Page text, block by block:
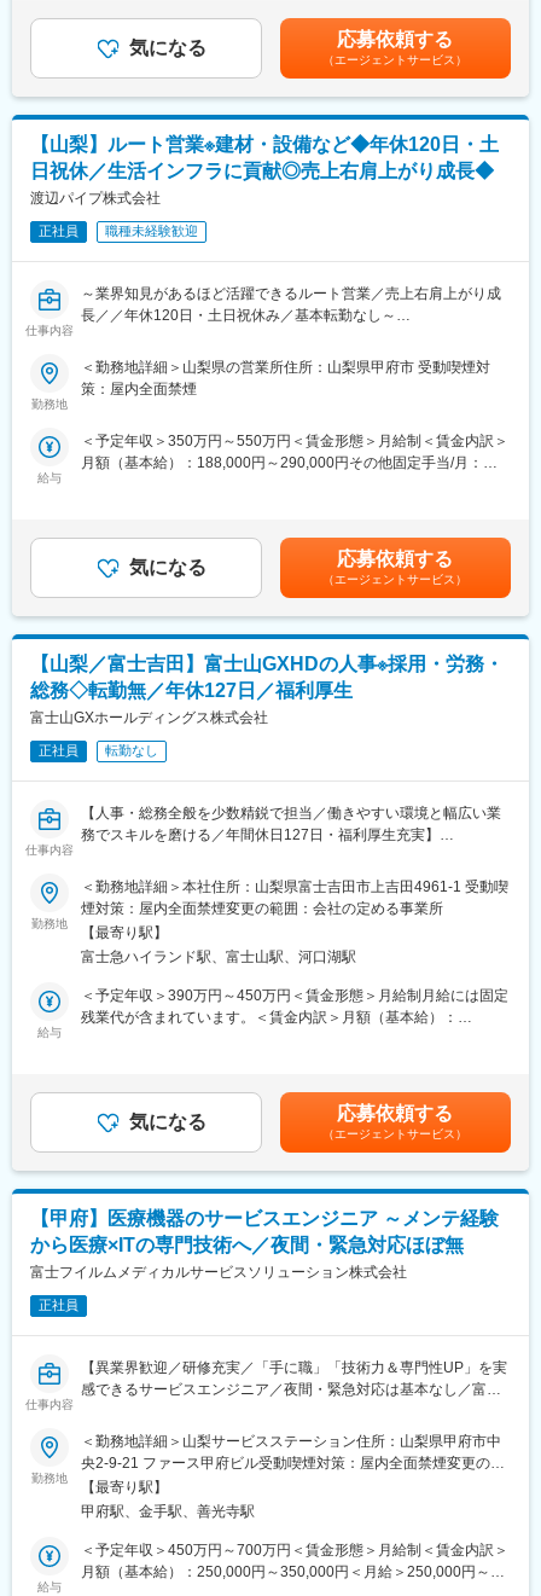
す。
◇バイオ原料を最先端バイオ工場へ、機能性食品原料を健康食品
工場へ
動物由来のバイオ原料を海外の製造工場から国内のバイオ工場
へ、あるいは、研究所へお届けしています。ケミックスは、海外
性食品原料をケミックスの品質管理の下に健康食品工場へ販売し
ています。
◇日本で製造されたAPIを海外へ
誇る技術で製造されたAPIを輸出しています。
ックを行います。
単なる数値管理に留まらず、各部署と協働しながら具体的な改善
策を提案・推進し、「数字が現場改善につながる原価管理」を実
■当社について：
ロード・ジャパン・インクは、ものづくりを支える製品や技術を
提供している会社です。主に、部品をしっかり固定するための接
に動かすための装置などを扱っています。
世界中にある開発・製造拠点と連携し、日本のお客様に品質の高
す。自動車や航空機、工場設備、エネルギー分野など、安全性や
信頼性が重要な現場で幅広く使われています。長年の経験を生か
会社です。
1.製造原価の計算・分析・報告
2.標準原価の設定・差異分析
6.コスト削減施策の分析・提案
変更の範囲：会社の定める業務
気になる 応募依頼する
（エージェントサービス）
【山梨】ルート営業※建材・設備など◆年休120日・土
日祝休／生活インフラに貢献◎売上右肩上がり成長◆
渡辺パイプ株式会社
正社員 職種未経験歓迎
仕事内容
～業界知見があるほど活躍できるルート営業／売上右肩上がり成
長／／年休120日・土日祝休み／基本転勤なし～
■業務内容：
同社は、上下水道・住宅設備・建材など、暮らしに欠かせない分
野を支える専門商社です。
る、建設・設備工事に必要な商材のルート営業です。
既存顧客中心のため、数字に追われる営業ではなく、信頼関係を
・既存顧客中心で、長期的な信頼関係を築く営業スタイル
・業界内で高い知名度と信頼があり、営業しやすい環境
・100万点超の豊富な商品から、柔軟な提案が可能
・全国に営業拠点を持つスケールでありつつ、地域密着型の営業
スタイル
・現場経験や商材知見を、「提案力」という形で活かせます
■就業環境：
・年間休日120日（土日祝休み）、有給が取得しやすい
・転勤は基本なし。地域に根差して腰を据えて働ける
■業務詳細：※経験・適性により、以下いずれか担当
工事内容や現場状況を理解した上で提案する営業スタイルです。
【水道資材部門】
公共性が高く、景気変動に強い分野
・顧客：水道工事会社向け
・商材：パイプ・バルブ・ポンプ等
【住宅設備部門】
「住まいづくり」に深く関われる提案
【電気資材部門】
戸建てから集合住宅まで幅広く対応
【設備・土木部門】
大型施設・社会インフラ案件にも携われる
・顧客：サブコン・土木工事会社向け
・商材：空調・給排水・インフラ資材
■当社の特徴：
・セディアグループの中核企業として、多彩な商品の卸・流通事
業を展開。生活インフラを支える「水と住まいの専門商社」
・直近10年で売上1,000億円以上成長！15期連続増収・6期連続増
益の安定基盤を持つ
ンナップ
・全国628拠点／社員数5,600名以上のスケールでありつつ、地域
に根差したネットワークで、地域に最適な営業戦略を展開。
勤務地
＜勤務地詳細＞山梨県の営業所住所：山梨県甲府市 受動喫煙対
策：屋内全面禁煙
給与
＜予定年収＞350万円～550万円＜賃金形態＞月給制＜賃金内訳＞
月額（基本給）：188,000円～290,000円その他固定手当/月：
無＞有＜残業手当＞有＜給与補足＞※経験・能力を考慮し決定しま
す。■昇給：年1回（7月）■賞与：年2回（6月、12月）■モデル年
収年収450万円／36歳営業職／月収32万円（入社5年目）年収620
万円／42歳営業職／月収36万円（入社7年目）年収850万円／43
歳所長職／月収57万円（入社10年目）賃金はあくまでも目安の金
額であり、選考を通じて上下する可能性があります。月給(月額)は
固定手当を含めた表記です。
気になる 応募依頼する
（エージェントサービス）
【山梨／富士吉田】富士山GXHDの人事※採用・労務・
総務◇転勤無／年休127日／福利厚生
富士山GXホールディングス株式会社
正社員 転勤なし
仕事内容
【人事・総務全般を少数精鋭で担当／働きやすい環境と幅広い業
務でスキルを磨ける／年間休日127日・福利厚生充実】
■業務内容
管理部門で新卒・中途採用を軸に、人事総務を担うポジションで
す。説明会運営や応募者対応から始め、労務、総務、庶務へ担当
を広げます。連結363名の組織を支え、社員の入社から定着まで
関われます。
＜具体的な業務内容＞
・説明会や入社式を運営し、応募者の理解促進
・応募者対応や日程を調整し、選考進行を管理
・健診や予防接種を手配し、健康管理体制を整備
※将来的には年末調整や規程運用にも関与し、労務総務領域の経験
も可能
管理部は少数精鋭で、採用、労務、総務を横断して担当します。
既存メンバーは現場部門と連携し、社員からの相談にも対応して
います。人数が限られる分、担当範囲が見えやすく、改善提案が
上長判断につながりやすい環境です。採用経験1～3年の方も、
■キャリア
後は社会保険、勤怠管理、入退社手続きまで対応範囲を拡大。3年
後は採用計画の運用や年末調整、社内規程管理にも関わります。
■就業環境
完全週休2日制で年間休日125日のため、休日を確保しやすい環境
です。転勤はなく、富士山麓の天然水事業を支える会社で長期就
制度面も整っています。
勤務地
＜勤務地詳細＞本社住所：山梨県富士吉田市上吉田4961-1 受動喫
煙対策：屋内全面禁煙変更の範囲：会社の定める事業所
【最寄り駅】
富士急ハイランド駅、富士山駅、河口湖駅
給与
＜予定年収＞390万円～450万円＜賃金形態＞月給制月給には固定
残業代が含まれています。＜賃金内訳＞月額（基本給）：
給有無＞有＜残業手当＞有＜給与補足＞上記額には固定残業代
（月30時間分、47,344円～52,149円分）を含みます。超過分は全
額支給いたします。賃金はあくまでも目安の金額であり、選考を
通じて上下する可能性があります。月給(月額)は固定手当を含めた
表記です。
気になる 応募依頼する
（エージェントサービス）
【甲府】医療機器のサービスエンジニア ～メンテ経験
から医療×ITの専門技術へ／夜間・緊急対応ほぼ無
富士フイルムメディカルサービスソリューション株式会社
正社員
仕事内容
【異業界歓迎／研修充実／「手に職」「技術力＆専門性UP」を実
感できるサービスエンジニア／夜間・緊急対応は基本なし／富士
◇入社後：
甲府へすぐに配属ではなく、東京（有明or立川）にて半年間の研
修とOJTを実施いたします。丁寧な育成体制で配属後の立ち上が
りをスムーズに行うことが目的です。
※研修期間中は社宅適用
■職務内容：
勤務地
＜勤務地詳細＞山梨サービスステーション住所：山梨県甲府市中
央2-9-21 ファース甲府ビル受動喫煙対策：屋内全面禁煙変更の範
囲：会社の定める事業所（リモートワーク含む）
【最寄り駅】
甲府駅、金手駅、善光寺駅
給与
＜予定年収＞450万円～700万円＜賃金形態＞月給制＜賃金内訳＞
月額（基本給）：250,000円～350,000円＜月給＞250,000円～